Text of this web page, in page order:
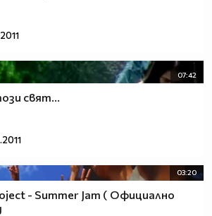
07:42
свят...
03:20
- Summer Jam ( Официално